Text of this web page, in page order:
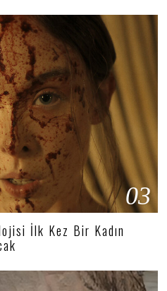
03
İlk Kez Bir Kadın